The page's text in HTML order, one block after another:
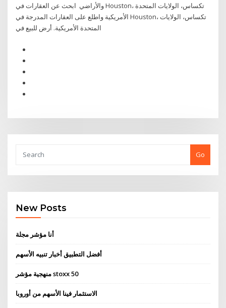
والأراضي ابحث عن العقارات في Houston، تكساس، الولايات المتحدة
الأمريكية واطلع على العقارات المدرجة في Houston، تكساس، الولايات
Go
New Posts
أنا مؤشر مجلة
أفضل التطبيق أخبار تنبيه الأسهم
منهجية مؤشر stoxx 50
الاستثمار فينا الأسهم من أوروبا